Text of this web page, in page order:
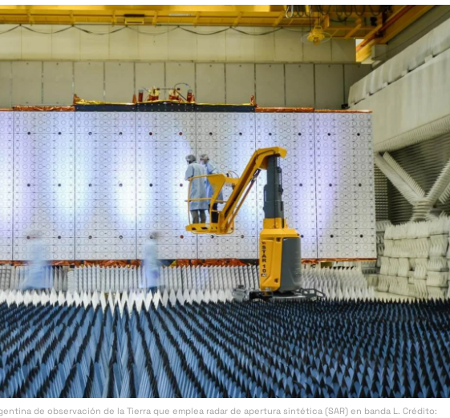
de observación de la Tierra que emplea radar de apertura sintética (SAR) en banda L. Crédito: